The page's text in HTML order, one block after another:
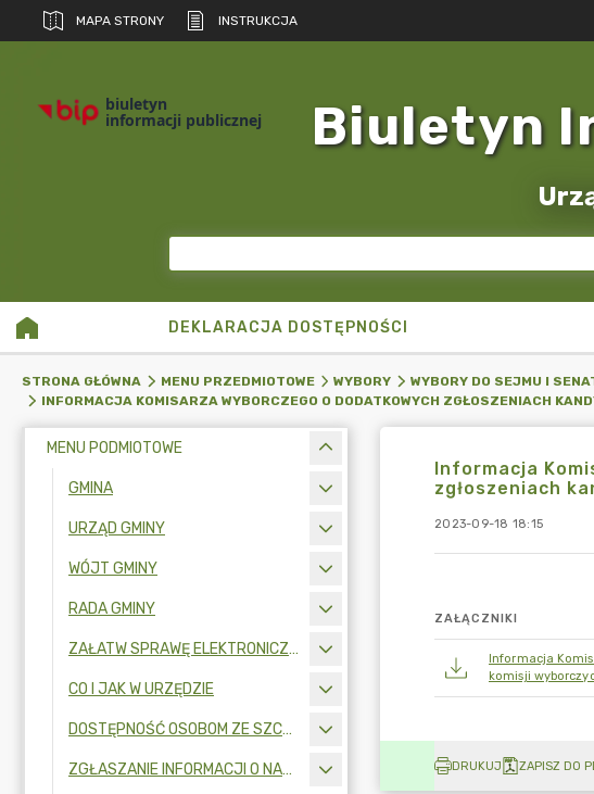
MAPA STRONY INSTRUKCJA
biuletyn
informacji publicznej Biuletyn
DEKLARACJA DOSTĘPNOŚCI
STRONA GŁÓWNA MENU PRZEDMIOTOWE WYBORY
WYBORY DO SEJMU I
INFORMACJA KOMISARZA WYBORCZEGO O DODATKOWYCH ZGŁOSZENIACH
MENU PODMIOTOWE
GMINA
URZĄD GMINY
WÓJT GMINY
RADA GMINY
ZAŁATW SPRAWĘ ELEKTRONICZNIE
CO I JAK W URZĘDZIE
DOSTĘPNOŚĆ OSOBOM ZE SZCZEGÓLNYMI POTRZEBAMI
ZGŁASZANIE INFORMACJI O NARUSZENIU PRAWA I OCHRONA SYGNALISTÓW
Informacja
zgłoszeniach
2023-09-18 18:15
ZAŁĄCZNIKI
Informacja
komisji
DRUKUJ ZAPISZ DO